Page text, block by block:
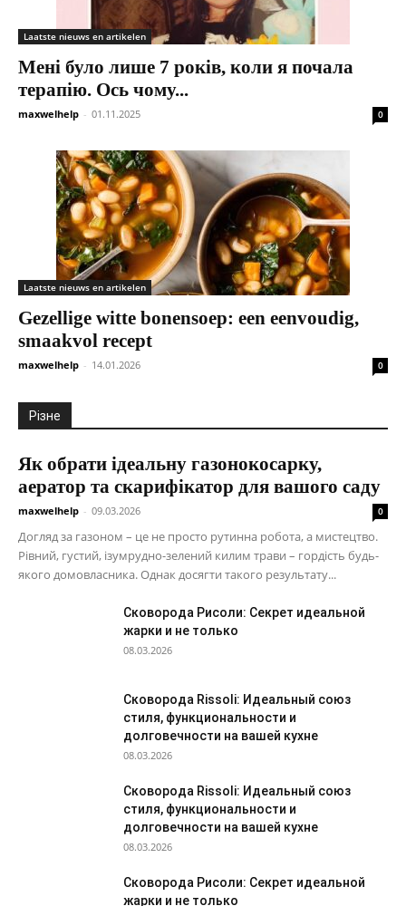
Laatste nieuws en artikelen
Мені було лише 7 років, коли я почала
терапію. Ось чому...
maxwelhelp - 01.11.2025 0
Laatste nieuws en artikelen
Gezellige witte bonensoep: een eenvoudig,
smaakvol recept
maxwelhelp - 14.01.2026 0
Різне
Як обрати ідеальну газонокосарку,
аератор та скарифікатор для вашого саду
maxwelhelp - 09.03.2026 0
Догляд за газоном – це не просто рутинна робота, а мистецтво.
Рівний, густий, ізумрудно-зелений килим трави – гордість будь-
якого домовласника. Однак досягти такого результату...
Сковорода Рисоли: Секрет идеальной
жарки и не только
08.03.2026
Сковорода Rissoli: Идеальный союз
стиля, функциональности и
долговечности на вашей кухне
08.03.2026
Сковорода Rissoli: Идеальный союз
стиля, функциональности и
долговечности на вашей кухне
08.03.2026
Сковорода Рисоли: Секрет идеальной
жарки и не только